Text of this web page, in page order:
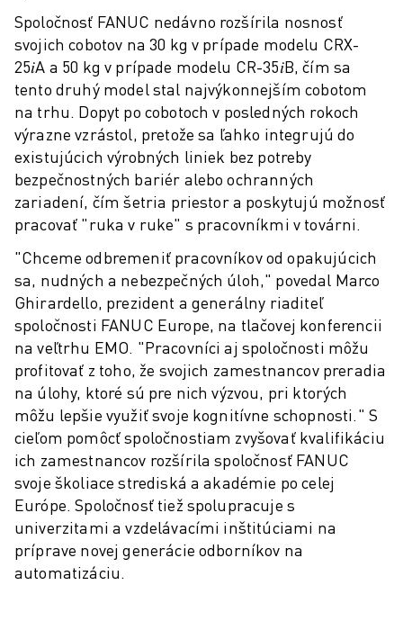
Spoločnosť FANUC nedávno rozšírila nosnosť
svojich cobotov na 30 kg v prípade modelu CRX-
25𝑖A a 50 kg v prípade modelu CR-35𝑖B, čím sa
tento druhý model stal najvýkonnejším cobotom
na trhu. Dopyt po cobotoch v posledných rokoch
výrazne vzrástol, pretože sa ľahko integrujú do
existujúcich výrobných liniek bez potreby
bezpečnostných bariér alebo ochranných
zariadení, čím šetria priestor a poskytujú možnosť
pracovať "ruka v ruke" s pracovníkmi v továrni.
"Chceme odbremeniť pracovníkov od opakujúcich
sa, nudných a nebezpečných úloh," povedal Marco
Ghirardello, prezident a generálny riaditeľ
spoločnosti FANUC Europe, na tlačovej konferencii
na veľtrhu EMO. "Pracovníci aj spoločnosti môžu
profitovať z toho, že svojich zamestnancov preradia
na úlohy, ktoré sú pre nich výzvou, pri ktorých
môžu lepšie využiť svoje kognitívne schopnosti." S
cieľom pomôcť spoločnostiam zvyšovať kvalifikáciu
ich zamestnancov rozšírila spoločnosť FANUC
svoje školiace strediská a akadémie po celej
Európe. Spoločnosť tiež spolupracuje s
univerzitami a vzdelávacími inštitúciami na
príprave novej generácie odborníkov na
automatizáciu.